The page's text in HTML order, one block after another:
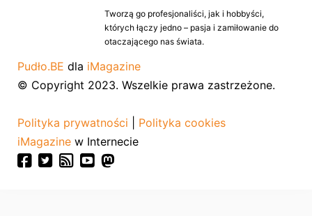
Tworzą go profesjonaliści, jak i hobbyści,
których łączy jedno – pasja i zamiłowanie do
otaczającego nas świata.
Pudło.BE dla iMagazine
© Copyright 2023. Wszelkie prawa zastrzeżone.
Polityka prywatności
Polityka cookies
iMagazine w Internecie